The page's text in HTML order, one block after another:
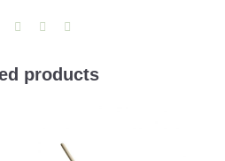
products